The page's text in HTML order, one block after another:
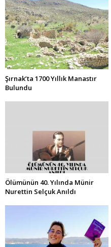
Şırnak’ta 1700 Yıllık Manastır
Bulundu
Ölümünün 40. Yılında Münir
Nurettin Selçuk Anıldı